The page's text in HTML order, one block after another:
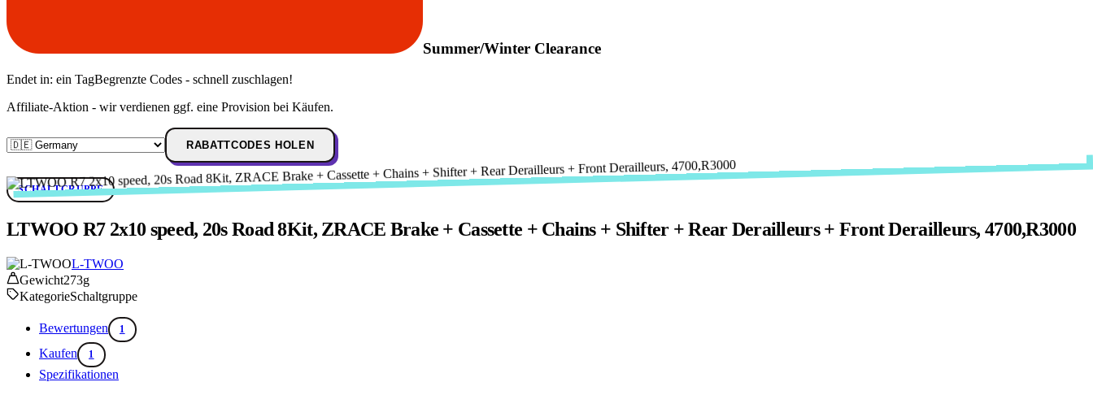
Summer/Winter Clearance
Endet in: ein TagBegrenzte Codes - schnell zuschlagen!
Affiliate-Aktion - wir verdienen ggf. eine Provision bei Käufen.
RABATTCODES HOLEN
SCHALTGRUPPE
LTWOO R7 2x10 speed, 20s Road 8Kit, ZRACE Brake + Cassette + Chains + Shifter + Rear Derailleurs + Front Derailleurs, 4700,R3000
L-TWOO
Gewicht273g
KategorieSchaltgruppe
Bewertungen 1
Kaufen 1
Spezifikationen